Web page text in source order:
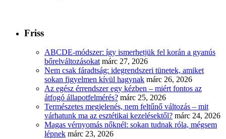
Friss
ABCDE‑módszer: így ismerhetjük fel korán a gyanús
bőrelváltozásokat márc 27, 2026
Nem csak fáradtság: idegrendszeri tünetek, amiket
sokan figyelmen kívül hagynak márc 26, 2026
Az egész érrendszer egy kézben – miért fontos az
átfogó állapotfelmérés? márc 25, 2026
Természetes megjelenés, nem feltűnő változás – mit
várhatunk ma az esztétikai kezelésektől? márc 24, 2026
Magas vérnyomás nőknél: sokan tudnak róla, mégsem
lépnek márc 23, 2026